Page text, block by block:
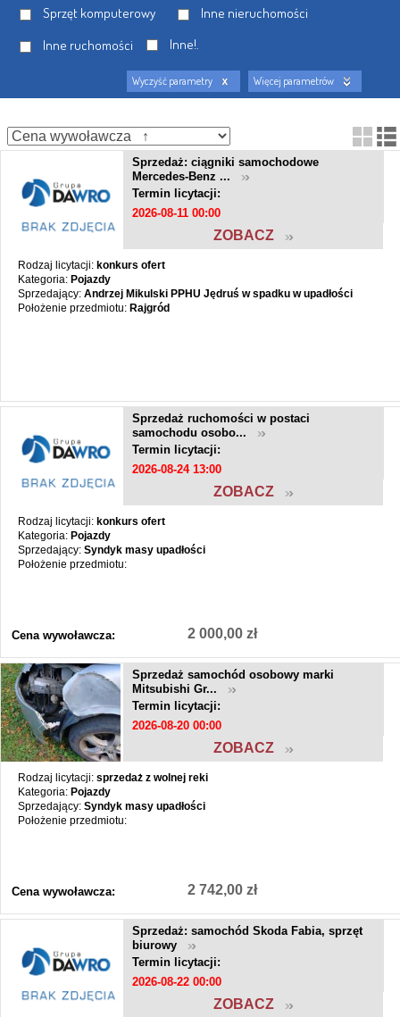
Sprzęt komputerowy
Inne nieruchomości
Inne ruchomości
Inne!.
Wyczyść parametry Więcej parametrów
Sprzedaż: ciągniki samochodowe
Mercedes-Benz ...
Termin licytacji:
2026-08-11 00:00
ZOBACZ
Rodzaj licytacji: konkurs ofert
Kategoria: Pojazdy
Sprzedający: Andrzej Mikulski PPHU Jędruś w spadku w upadłości
Położenie przedmiotu: Rajgród
Sprzedaż ruchomości w postaci
samochodu osobo...
Termin licytacji:
2026-08-24 13:00
ZOBACZ
Rodzaj licytacji: konkurs ofert
Kategoria: Pojazdy
Sprzedający: Syndyk masy upadłości
Położenie przedmiotu:
Cena wywoławcza: 2 000,00 zł
Sprzedaż samochód osobowy marki
Mitsubishi Gr...
Termin licytacji:
2026-08-20 00:00
ZOBACZ
Rodzaj licytacji: sprzedaż z wolnej reki
Kategoria: Pojazdy
Sprzedający: Syndyk masy upadłości
Położenie przedmiotu:
Cena wywoławcza: 2 742,00 zł
Sprzedaż: samochód Skoda Fabia, sprzęt
biurowy
Termin licytacji:
2026-08-22 00:00
ZOBACZ